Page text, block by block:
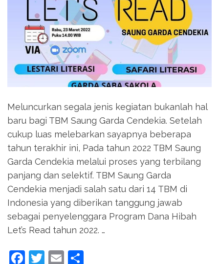
Meluncurkan segala jenis kegiatan bukanlah hal
baru bagi TBM Saung Garda Cendekia. Setelah
cukup luas melebarkan sayapnya beberapa
tahun terakhir ini, Pada tahun 2022 TBM Saung
Garda Cendekia melalui proses yang terbilang
panjang dan selektif. TBM Saung Garda
Cendekia menjadi salah satu dari 14 TBM di
Indonesia yang diberikan tanggung jawab
sebagai penyelenggara Program Dana Hibah
Let’s Read tahun 2022. …
Facebook
Twitter
Email